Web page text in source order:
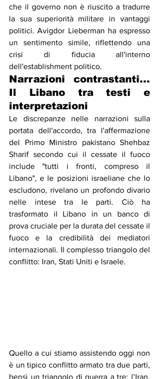
che il governo non è riuscito a tradurre
la sua superiorità militare in vantaggi
politici. Avigdor Lieberman ha espresso
un sentimento simile, riflettendo una
crisi di fiducia all'interno
dell'establishment politico.
Narrazioni contrastanti...
Il Libano tra testi e
interpretazioni
Le discrepanze nelle narrazioni sulla
portata dell'accordo, tra l'affermazione
del Primo Ministro pakistano Shehbaz
Sharif secondo cui il cessate il fuoco
include "tutti i fronti, compreso il
Libano", e le posizioni israeliane che lo
escludono, rivelano un profondo divario
nelle intese tra le parti. Ciò ha
trasformato il Libano in un banco di
prova cruciale per la durata del cessate il
fuoco e la credibilità dei mediatori
internazionali. Il complesso triangolo del
conflitto: Iran, Stati Uniti e Israele.
Quello a cui stiamo assistendo oggi non
è un tipico conflitto armato tra due parti,
bensì un triangolo di guerra a tre: l’Iran,